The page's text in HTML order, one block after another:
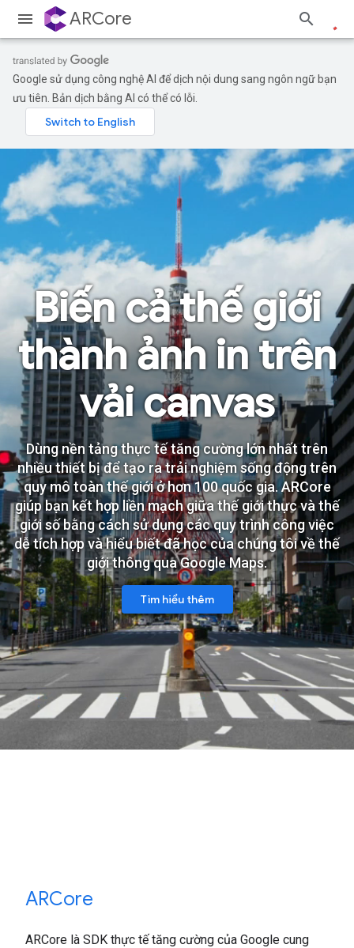
ARCore
Google sử dụng công nghệ AI để dịch nội dung sang ngôn ngữ bạn
ưu tiên. Bản dịch bằng AI có thể có lỗi.
Biến cả thế giới
thành ảnh in trên
vải canvas
Dùng nền tảng thực tế tăng cường lớn nhất trên
nhiều thiết bị để tạo ra trải nghiệm sống động trên
quy mô toàn thế giới ở hơn 100 quốc gia. ARCore
giúp bạn kết hợp liền mạch giữa thế giới thực và thế
giới số bằng cách sử dụng các quy trình công việc
dễ tích hợp và hiểu biết đã học của chúng tôi về thế
giới thông qua Google Maps.
Tìm hiểu thêm
ARCore
ARCore là SDK thực tế tăng cường của Google cung